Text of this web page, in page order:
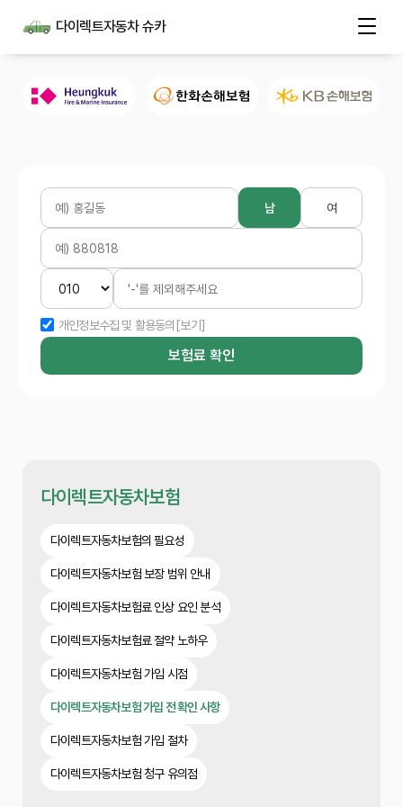
다이렉트자동차 슈카
남 여
개인정보수집 및 활용동의 [보기]
보험료 확인
다이렉트자동차보험
다이렉트자동차보험의 필요성
다이렉트자동차보험 보장 범위 안내
다이렉트자동차보험료 인상 요인 분석
다이렉트자동차보험료 절약 노하우
다이렉트자동차보험 가입 시점
다이렉트자동차보험 가입 전 확인 사항
다이렉트자동차보험 가입 절차
다이렉트자동차보험 청구 유의점